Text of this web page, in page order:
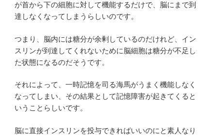
が首から下の細胞に対して機能するだけで、脳にまで到
達しなくなってしまうらしいのです。
つまり、脳内には糖分が余剰しているのだけれど、イン
スリンが到達してくれないために脳細胞は糖分が不足し
た状態になるのだそうです。
それによって、一時記憶を司る海馬がうまく機能しなく
なってしまい、その結果として記憶障害が起きてくると
いうことらしいです。
脳に直接インスリンを投与できればいいのにと素人なり